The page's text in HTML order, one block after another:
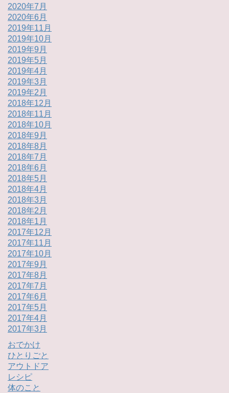
2020年7月
2020年6月
2019年11月
2019年10月
2019年9月
2019年5月
2019年4月
2019年3月
2019年2月
2018年12月
2018年11月
2018年10月
2018年9月
2018年8月
2018年7月
2018年6月
2018年5月
2018年4月
2018年3月
2018年2月
2018年1月
2017年12月
2017年11月
2017年10月
2017年9月
2017年8月
2017年7月
2017年6月
2017年5月
2017年4月
2017年3月
おでかけ
ひとりごと
アウトドア
レシピ
体のこと